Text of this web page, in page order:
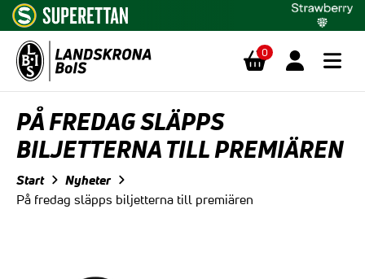
0
PÅ FREDAG SLÄPPS
BILJETTERNA TILL PREMIÄREN
Start Nyheter
På fredag släpps biljetterna till premiären